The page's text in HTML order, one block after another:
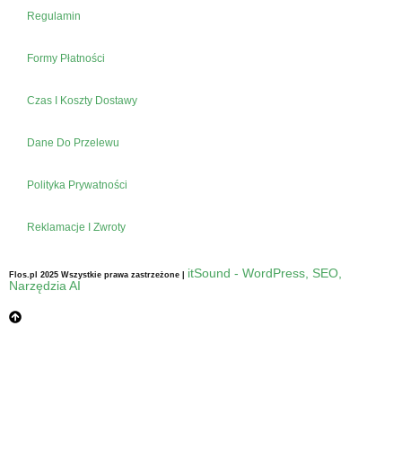
Regulamin
Formy Płatności
Czas I Koszty Dostawy
Dane Do Przelewu
Polityka Prywatności
Reklamacje I Zwroty
Flos.pl 2025 Wszystkie prawa zastrzeżone | itSound - WordPress, SEO,
Narzędzia AI